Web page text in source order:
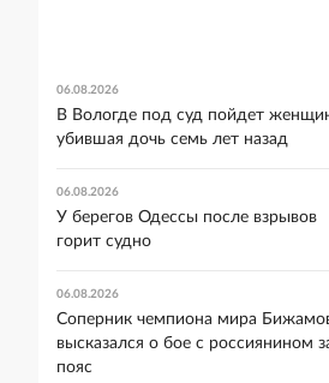
06.08.2026
В Вологде под суд пойдет
убившая дочь семь лет назад
06.08.2026
У берегов Одессы после взрывов
горит судно
06.08.2026
Соперник чемпиона мира
высказался о бое с россиянином
пояс